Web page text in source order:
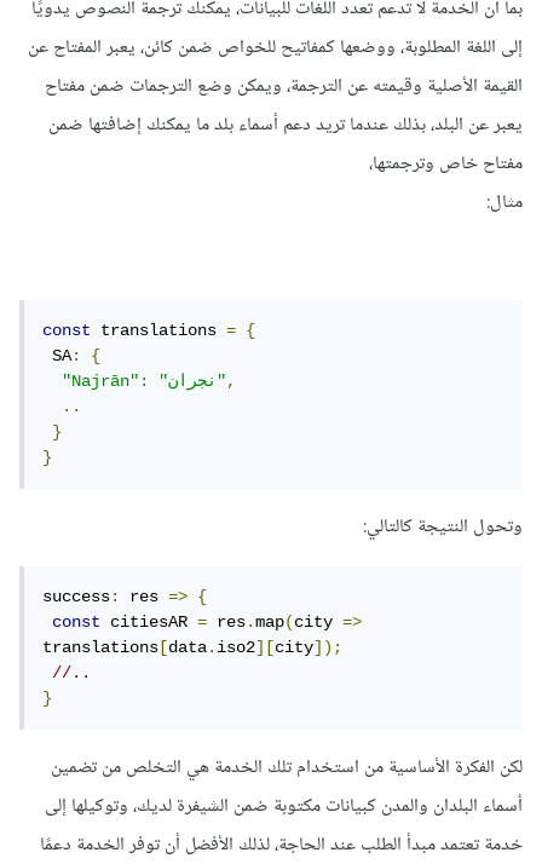
بما أن الخدمة لا تدعم تعدد اللغات للبيانات، يمكنك ترجمة النصوص يدويًا
إلى اللغة المطلوبة، ووضعها كمفاتيح للخواص ضمن كائن، يعبر المفتاح عن
القيمة الأصلية وقيمته عن الترجمة، ويمكن وضع الترجمات ضمن مفتاح
يعبر عن البلد، بذلك عندما تريد دعم أسماء بلد ما يمكنك إضافتها ضمن
مفتاح خاص وترجمتها،
مثال:
const translations =
{
SA:
{
"Najrān": "نجران",
..
}
}
وتحول النتيجة كالتالي:
success: res =>
{
const
citiesAR = res.map(city =>
translations [data.iso2][city]);
//..
}
لكن الفكرة الأساسية من استخدام تلك الخدمة هي التخلص من تضمين
أسماء البلدان والمدن كبيانات مكتوبة ضمن الشيفرة لديك، وتوكيلها إلى
خدمة تعتمد مبدأ الطلب عند الحاجة، لذلك الأفضل أن توفر الخدمة دعمًا